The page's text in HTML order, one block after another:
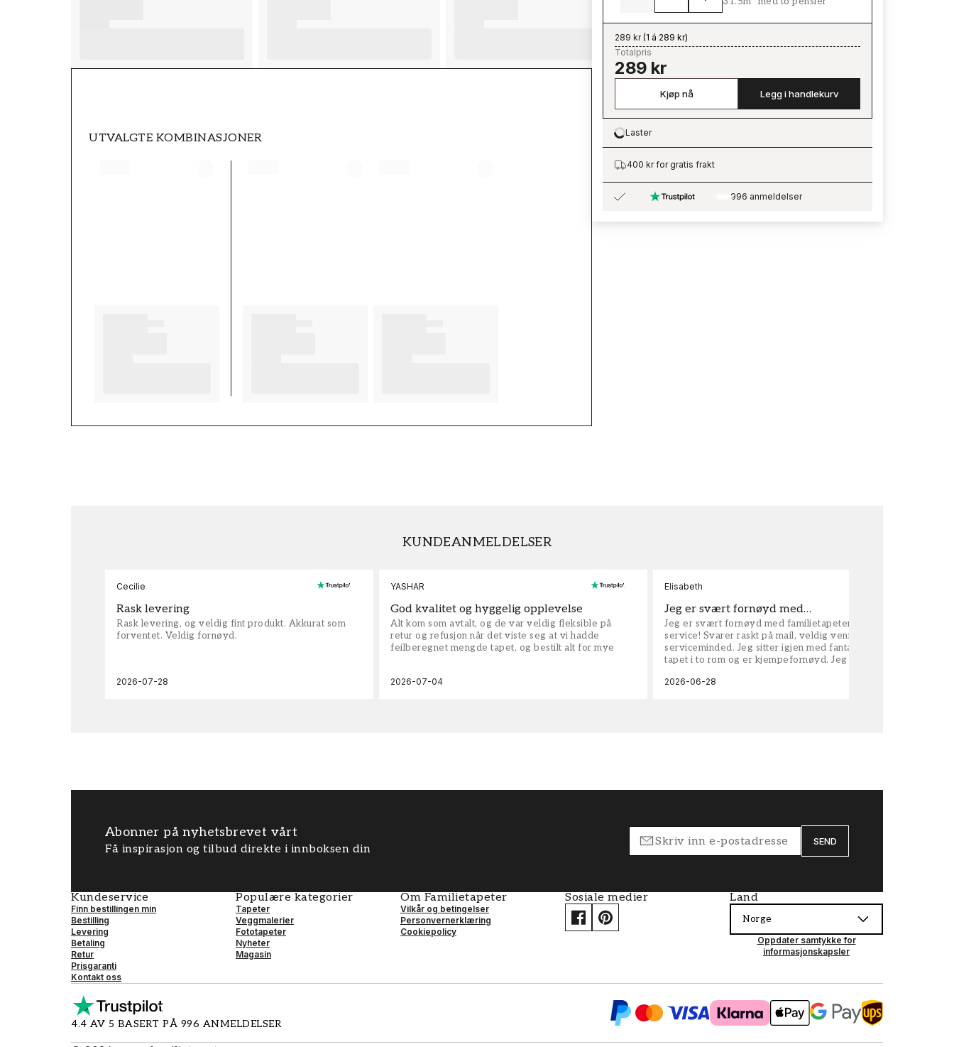
UTVALGTE KOMBINASJONER
289 kr(1 á 289 kr)
Totalpris
289 kr
Kjøp nå Legg i handlekurv
Loading…
Laster
400 kr for gratis frakt
996 anmeldelser
KUNDEANMELDELSER
Cecilie
Rask levering
Rask levering, og veldig fint produkt. Akkurat som
forventet. Veldig fornøyd.
2026-07-28
YASHAR
God kvalitet og hyggelig opplevelse
Alt kom som avtalt, og de var veldig fleksible på
retur og refusjon når det viste seg at vi hadde
feilberegnet mengde tapet, og bestilt alt for mye
2026-07-04
Elisabeth
Jeg er svært fornøyd med…
Jeg er svært fornøyd med familietapeter. Maken til
service! Svarer raskt på mail, veldig vennlige og
serviceminded. Jeg sitter igjen med fantastisk fin
tapet i to rom og er kjempefornøyd. Jeg anbefaler
2026-06-28
Abonner på nyhetsbrevet vårt
Få inspirasjon og tilbud direkte i innboksen din
SEND
Kundeservice
Finn bestillingen min
Bestilling
Levering
Betaling
Retur
Prisgaranti
Kontakt oss
Populære kategorier
Tapeter
Veggmalerier
Fototapeter
Nyheter
Magasin
Om Familietapeter
Vilkår og betingelser
Personvernerklæring
Cookiepolicy
Sosiale medier Land
Norge
Oppdater samtykke for
informasjonskapsler
4.4 AV 5 BASERT PÅ 996 ANMELDELSER